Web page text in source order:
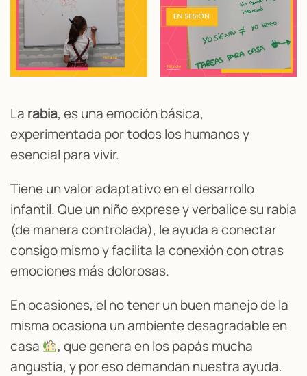
La rabia, es una emoción básica,
experimentada por todos los humanos y
esencial para vivir.
Tiene un valor adaptativo en el desarrollo
infantil. Que un niño exprese y verbalice su rabia
(de manera controlada), le ayuda a conectar
consigo mismo y facilita la conexión con otras
emociones más dolorosas.
En ocasiones, el no tener un buen manejo de la
misma ocasiona un ambiente desagradable en
casa
, que genera en los papás mucha
angustia, y por eso demandan nuestra ayuda.